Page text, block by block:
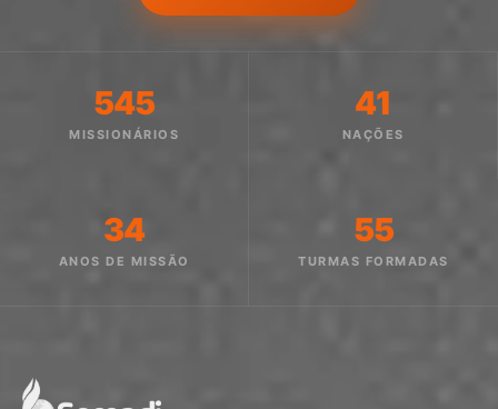
545
MISSIONÁRIOS
41
NAÇÕES
34
ANOS DE MISSÃO
55
TURMAS FORMADAS